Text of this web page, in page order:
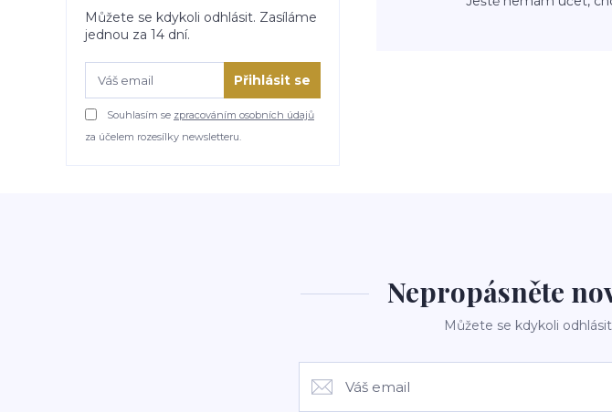
Můžete se kdykoli odhlásit. Zasíláme
jednou za 14 dní.
Přihlásit se
Souhlasím se zpracováním osobních údajů
za účelem rozesílky newsletteru.
Nepropásněte
Můžete se kdykoli